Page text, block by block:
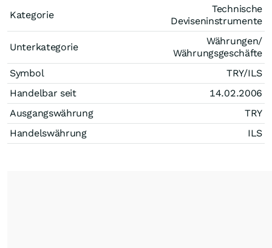
Kategorie
Technische
Deviseninstrumente
Unterkategorie
Währungen/
Währungsgeschäfte
Symbol
TRY/ILS
Handelbar seit
14.02.2006
Ausgangswährung
TRY
Handelswährung
ILS